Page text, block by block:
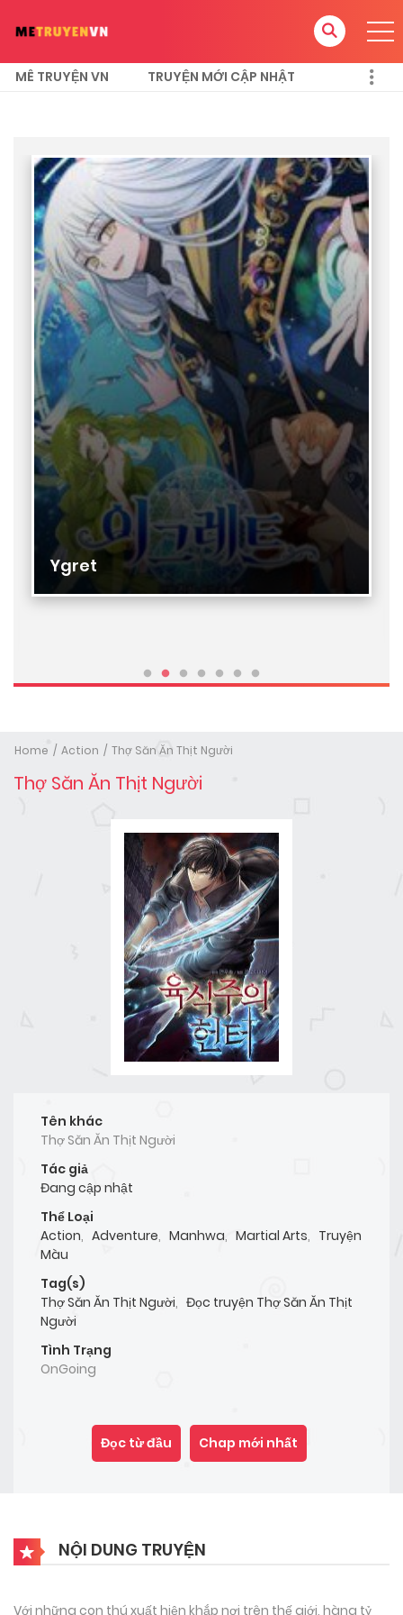
MÊ TRUYỆN VN TRUYỆN MỚI CẬP NHẬT
Ygret
Home Action Thợ Săn Ăn Thịt Người
Thợ Săn Ăn Thịt Người
Tên khác
Thợ Săn Ăn Thịt Người
Tác giả
Đang cập nhật
Thể Loại
Action, Adventure, Manhwa, Martial Arts, Truyện
Màu
Tag(s)
Thợ Săn Ăn Thịt Người, Đọc truyện Thợ Săn Ăn Thịt
Người
Tình Trạng
OnGoing
Đọc từ đầu Chap mới nhất
NỘI DUNG TRUYỆN
Với những con thú xuất hiện khắp nơi trên thế giới, hàng tỷ